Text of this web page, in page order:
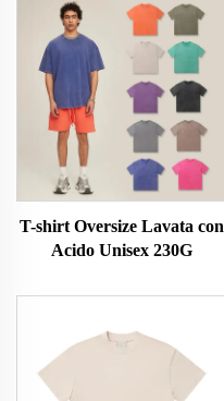
T-shirt Oversize Lavata con
Acido Unisex 230G